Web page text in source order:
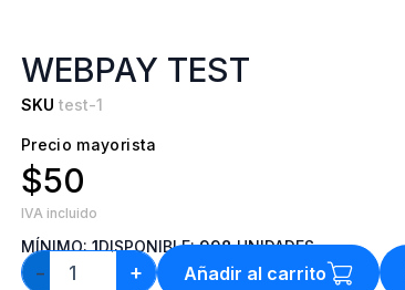
WEBPAY TEST
SKU test-1
Precio mayorista
$50
IVA incluido
MÍNIMO:1DISPONIBLE:998UNIDADES
−
+ Añadir al carrito